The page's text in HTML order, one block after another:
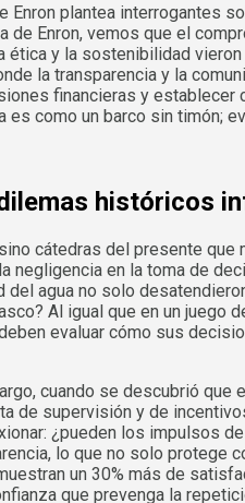
Enron plantea interrogantes
de Enron, vemos que el
y la sostenibilidad
la transparencia y la
financieras y
como un barco sin timón;
históricos
cátedras del presente
negligencia en la toma de
agua no solo
Al igual que en un juego
evaluar cómo sus
cuando se descubrió
de supervisión y de
¿pueden los impulsos
lo que no solo
un 30% más de
que prevenga la